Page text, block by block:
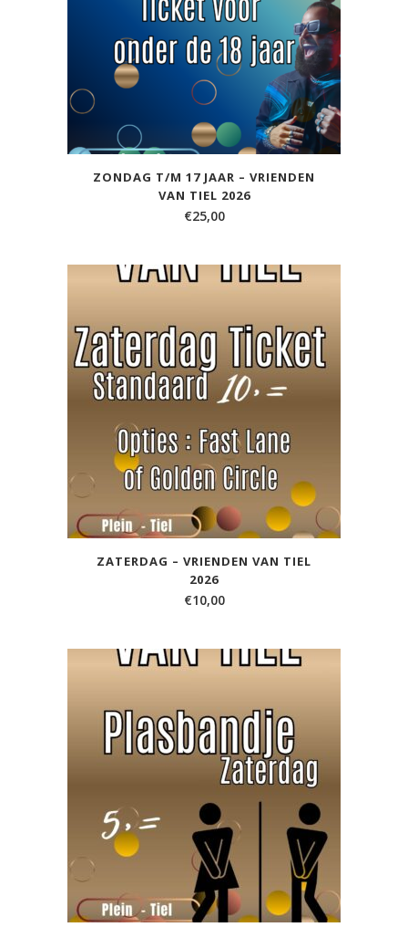
ZONDAG T/M 17 JAAR – VRIENDEN
VAN TIEL 2026
€25,00
ZATERDAG – VRIENDEN VAN TIEL
2026
€10,00